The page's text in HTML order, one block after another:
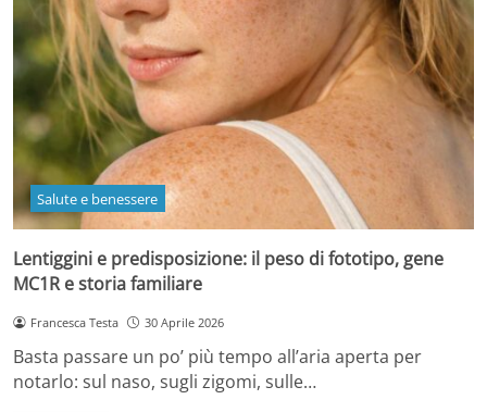
Salute e benessere
Lentiggini e predisposizione: il peso di fototipo, gene
MC1R e storia familiare
Francesca Testa 30 Aprile 2026
Basta passare un po’ più tempo all’aria aperta per
notarlo: sul naso, sugli zigomi, sulle…